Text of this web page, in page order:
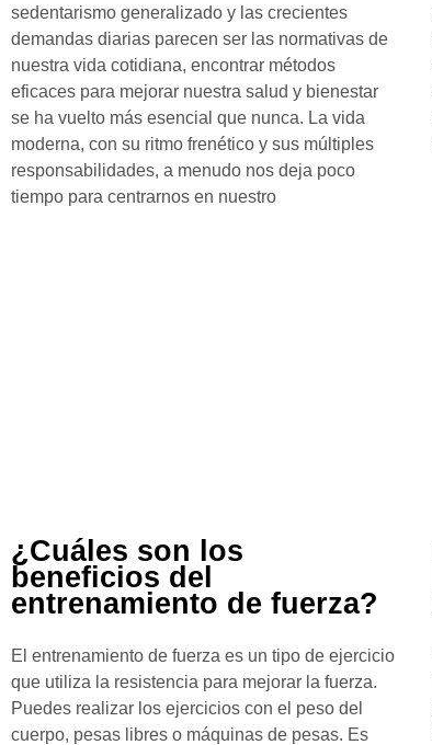
sedentarismo generalizado y las crecientes
demandas diarias parecen ser las normativas de
nuestra vida cotidiana, encontrar métodos
eficaces para mejorar nuestra salud y bienestar
se ha vuelto más esencial que nunca. La vida
moderna, con su ritmo frenético y sus múltiples
responsabilidades, a menudo nos deja poco
tiempo para centrarnos en nuestro
¿Cuáles son los
beneficios del
entrenamiento de fuerza?
El entrenamiento de fuerza es un tipo de ejercicio
que utiliza la resistencia para mejorar la fuerza.
Puedes realizar los ejercicios con el peso del
cuerpo, pesas libres o máquinas de pesas. Es